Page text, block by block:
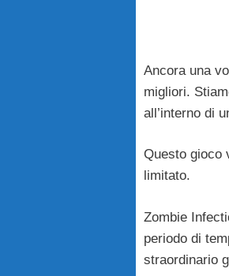
Ancora una
migliori.
all’interno di
Questo gioco
limitato.
Zombie
periodo di
straordinario